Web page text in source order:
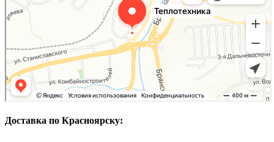
Доставка по Красноярску: